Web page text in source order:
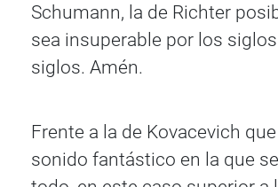
Schumann, la de Richter
sea insuperable por los
siglos. Amén.
Frente a la de Kovacevich
sonido fantástico en la que